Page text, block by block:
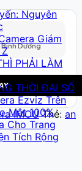
Nguyên
Giám
PHẢI LÀM
THỜI ĐẠI SỐ
Ezviz Trên
Mật 100%
Cho Trang
Tích Rộng
Bình Dương
IMOU Thẻ: an